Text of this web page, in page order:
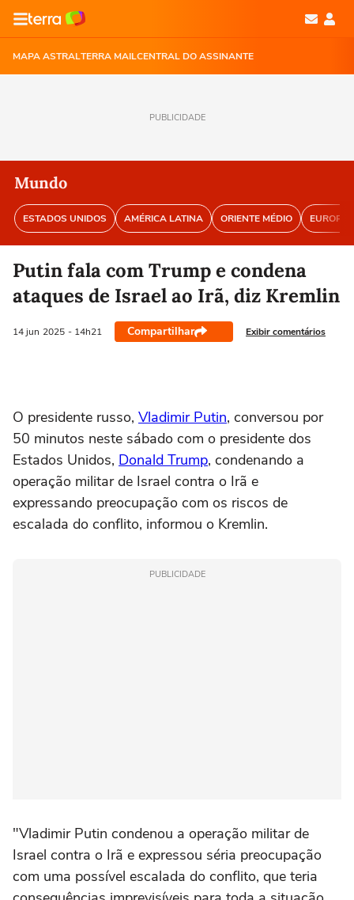
MAPA ASTRALTERRA MAILCENTRAL DO ASSINANTE
PUBLICIDADE
Mundo
ESTADOS UNIDOS AMÉRICA LATINA ORIENTE MÉDIO EUROPA
Putin fala com Trump e condena
ataques de Israel ao Irã, diz Kremlin
14 jun 2025 - 14h21 Compartilhar Exibir comentários
O presidente russo, Vladimir Putin, conversou por
50 minutos neste sábado com o presidente dos
Estados Unidos, Donald Trump, condenando a
operação militar de Israel contra o Irã e
expressando preocupação com os riscos de
escalada do conflito, informou o Kremlin.
PUBLICIDADE
"Vladimir Putin condenou a operação militar de
Israel contra o Irã e expressou séria preocupação
com uma possível escalada do conflito, que teria